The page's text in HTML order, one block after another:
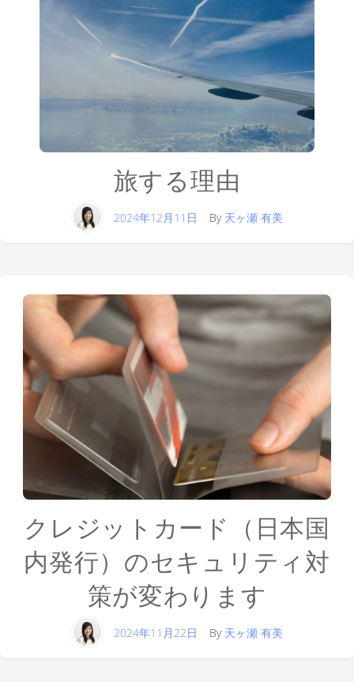
旅する理由
2024年12月11日 By 天ヶ瀬 有美
クレジットカード（日本国
内発行）のセキュリティ対
策が変わります
2024年11月22日 By 天ヶ瀬 有美